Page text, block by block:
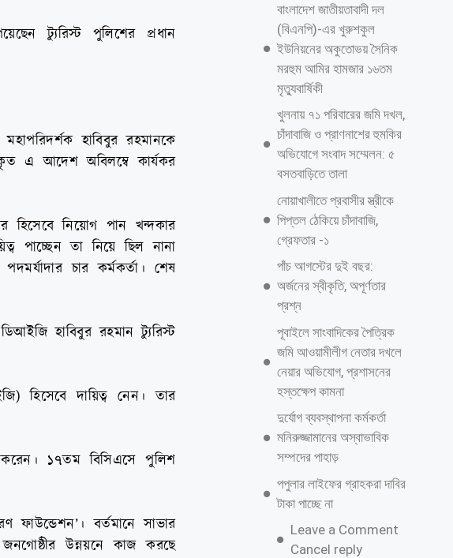
ট্যুরিস্ট পুলিশের প্রধান
হাবিবুর রহমানকে
এ আদেশ অবিলম্বে কার্যকর
হিসেবে নিয়োগ পান খন্দকার
পাচ্ছেন তা নিয়ে ছিল নানা
চার কর্মকর্তা। শেষ
হাবিবুর রহমান ট্যুরিস্ট
হিসেবে দায়িত্ব নেন। তার
করেন। ১৭তম বিসিএসে পুলিশ
ফাউন্ডেশন’। বর্তমানে সাভার
উন্নয়নে কাজ করছে
বাংলাদেশ জাতীয়তাবাদী দল
(বিএনপি)-এর খুরুশকুল
ইউনিয়নের অকুতোভয় সৈনিক
মরহুম আমির হামজার ১৬তম
মৃত্যুবার্ষিকী
খুলনায় ৭১ পরিবারের জমি দখল,
চাঁদাবাজি ও প্রাণনাশের হুমকির
অভিযোগে সংবাদ সম্মেলন: ৫
বসতবাড়িতে তালা
নোয়াখালীতে প্রবাসীর স্ত্রীকে
পিপ্তল ঠেকিয়ে চাঁদাবাজি,
গ্রেফতার -১
পাঁচ আগস্টের দুই বছর:
অর্জনের স্বীকৃতি, অপূর্ণতার
প্রশ্ন
পূবাইলে সাংবাদিকের পৈত্রিক
জমি আওয়ামীলীগ নেতার দখলে
নেয়ার অভিযোগ, প্রশাসনের
হস্তক্ষেপ কামনা
দুর্যোগ ব্যবস্থাপনা কর্মকর্তা
মনিরুজ্জামানের অস্বাভাবিক
সম্পদের পাহাড়
পপুলার লাইফের গ্রাহকরা দাবির
টাকা পাচ্ছে না
Leave a Comment
Cancel reply